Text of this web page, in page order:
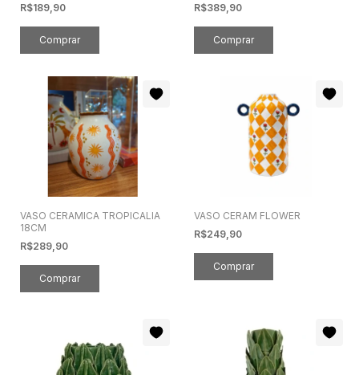
R$189,90
R$389,90
VASO CERAMICA TROPICALIA
18CM
R$289,90
VASO CERAM FLOWER
R$249,90